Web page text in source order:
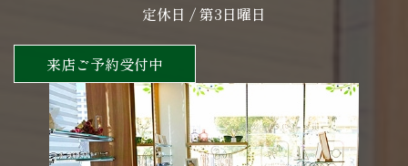
定休日 / 第3日曜日
来店ご予約受付中